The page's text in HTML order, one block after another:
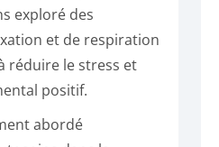
exploré des
et de respiration
réduire le stress et
positif.
abordé